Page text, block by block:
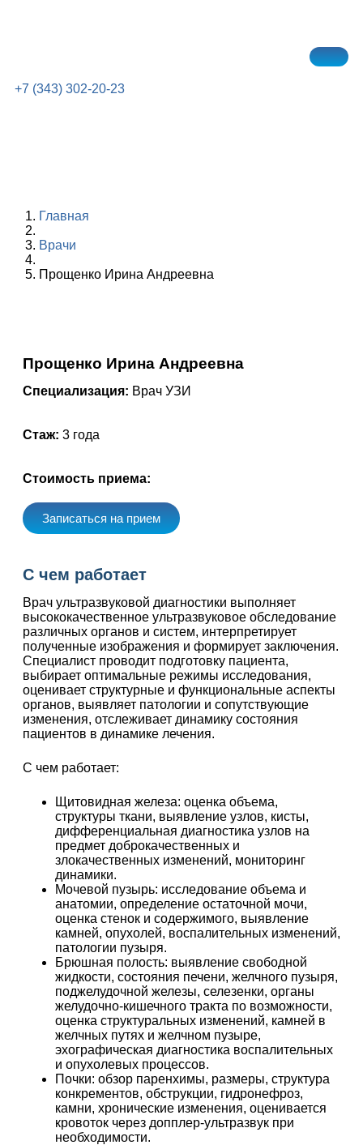
+7 (343) 302-20-23
Главная
Врачи
Прощенко Ирина Андреевна
Прощенко Ирина Андреевна
Специализация: Врач УЗИ
Стаж: 3 года
Стоимость приема:
Записаться на прием
С чем работает
Врач ультразвуковой диагностики выполняет
высококачественное ультразвуковое обследование
различных органов и систем, интерпретирует
полученные изображения и формирует заключения.
Специалист проводит подготовку пациента,
выбирает оптимальные режимы исследования,
оценивает структурные и функциональные аспекты
органов, выявляет патологии и сопутствующие
изменения, отслеживает динамику состояния
пациентов в динамике лечения.
С чем работает:
Щитовидная железа: оценка объема,
структуры ткани, выявление узлов, кисты,
дифференциальная диагностика узлов на
предмет доброкачественных и
злокачественных изменений, мониторинг
динамики.
Мочевой пузырь: исследование объема и
анатомии, определение остаточной мочи,
оценка стенок и содержимого, выявление
камней, опухолей, воспалительных изменений,
патологии пузыря.
Брюшная полость: выявление свободной
жидкости, состояния печени, желчного пузыря,
поджелудочной железы, селезенки, органы
желудочно-кишечного тракта по возможности,
оценка структуральных изменений, камней в
желчных путях и желчном пузыре,
эхографическая диагностика воспалительных
и опухолевых процессов.
Почки: обзор паренхимы, размеры, структура
конкрементов, обструкции, гидронефроз,
камни, хронические изменения, оценивается
кровоток через допплер-ультразвук при
необходимости.